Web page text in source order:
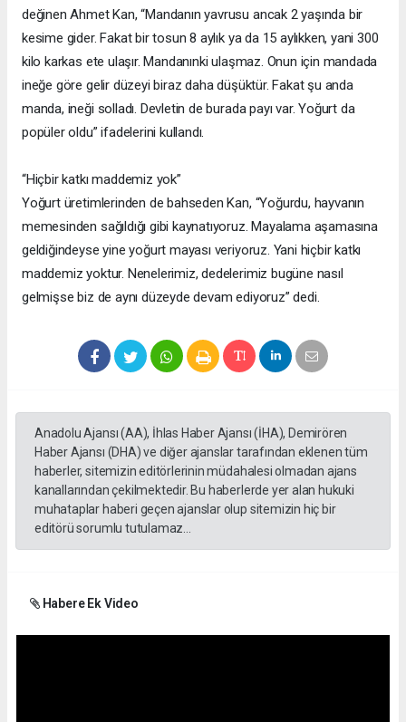
değinen Ahmet Kan, “Mandanın yavrusu ancak 2 yaşında bir
kesime gider. Fakat bir tosun 8 aylık ya da 15 aylıkken, yani 300
kilo karkas ete ulaşır. Mandanınki ulaşmaz. Onun için mandada
ineğe göre gelir düzeyi biraz daha düşüktür. Fakat şu anda
manda, ineği solladı. Devletin de burada payı var. Yoğurt da
popüler oldu” ifadelerini kullandı.
“Hiçbir katkı maddemiz yok”
Yoğurt üretimlerinden de bahseden Kan, “Yoğurdu, hayvanın
memesinden sağıldığı gibi kaynatıyoruz. Mayalama aşamasına
geldiğindeyse yine yoğurt mayası veriyoruz. Yani hiçbir katkı
maddemiz yoktur. Nenelerimiz, dedelerimiz bugüne nasıl
gelmişse biz de aynı düzeyde devam ediyoruz” dedi.
Anadolu Ajansı (AA), İhlas Haber Ajansı (İHA), Demirören
Haber Ajansı (DHA) ve diğer ajanslar tarafından eklenen tüm
haberler, sitemizin editörlerinin müdahalesi olmadan ajans
kanallarından çekilmektedir. Bu haberlerde yer alan hukuki
muhataplar haberi geçen ajanslar olup sitemizin hiç bir
editörü sorumlu tutulamaz...
Habere Ek Video